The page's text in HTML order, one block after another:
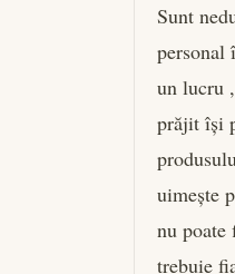
Sunt
personal
un lucru
prăjit își
uimește
nu poate
trebuie